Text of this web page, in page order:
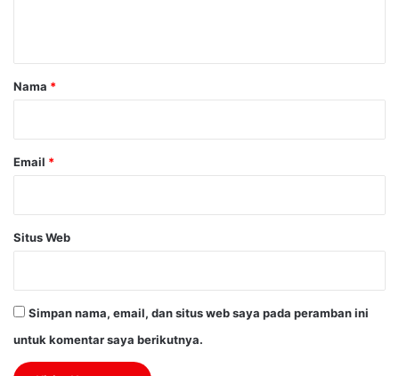
rNama *
Email *
Situs Web
Simpan nama, email, dan situs web saya pada peramban ini
untuk komentar saya berikutnya.